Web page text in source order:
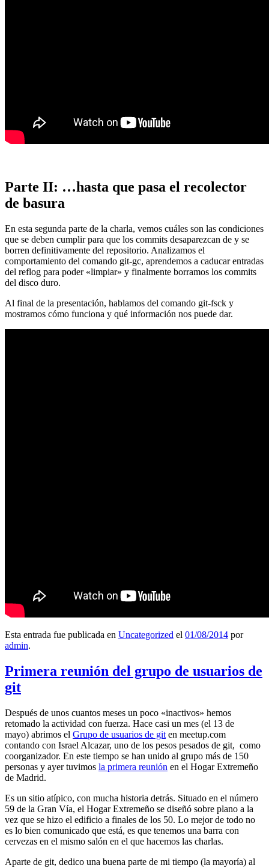
Parte II: …hasta que pasa el recolector
de basura
En esta segunda parte de la charla, vemos cuáles son las condiciones
que se deben cumplir para que los commits desaparezcan de y se
borren definitivamente del repositorio. Analizamos el
comportamiento del comando git-gc, aprendemos a caducar entradas
del reflog para poder «limpiar» y finalmente borramos los commits
del disco duro.
Al final de la presentación, hablamos del comando git-fsck y
mostramos cómo funciona y qué información nos puede dar.
Esta entrada fue publicada en Uncategorized el 01/08/2014 por
admin.
Primera reunión del grupo de usuarios de
git
Después de unos cuantos meses un poco «inactivos» hemos
retomado la actividad con fuerza. Hace casi un mes (el 13 de
mayo) abrimos el Grupo de usuarios de git en meetup.com
contando con Israel Alcazar, uno de los pesos pesados de git, como
coorganizador. En este tiempo se han unido al grupo más de 150
personas y ayer tuvimos la primera reunión en el Hogar Extremeño
de Madrid.
Es un sitio atípico, con mucha historia detrás. Situado en el número
59 de la Gran Vía, el Hogar Extremeño se diseñó sobre plano a la
vez que se hizo el edificio a finales de los 50. Lo mejor de todo no
es lo bien comunicado que está, es que tenemos una barra con
cervezas en el mismo salón en el que hacemos las charlas.
Aparte de git, dedico una buena parte de mi tiempo (la mayoría) al